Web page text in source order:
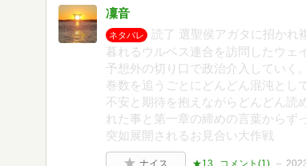
凜音
ネタバレ
読了 選聖侯アガタに招かれ
暮れるウルベス連合を訪問したウェ
予想外の切り口で政治介入していく
巻数を追うごとにどんどん混沌とし
不安と期待を抱えながらどんどん読
れた事と第一章の締めの言葉からず
突如展開されるお見合い大作戦
ナイス ★13 コメント(1)